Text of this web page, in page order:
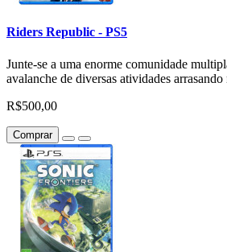
Riders Republic - PS5
Junte-se a uma enorme comunidade
avalanche de diversas atividades arrasando
R$500,00
Comprar